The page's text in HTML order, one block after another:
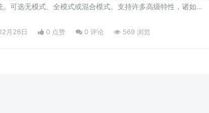
可选无模式、全模式或混合模式。支持许多高级特性，诸如
月26日 0 点赞 0 评论 569 浏览